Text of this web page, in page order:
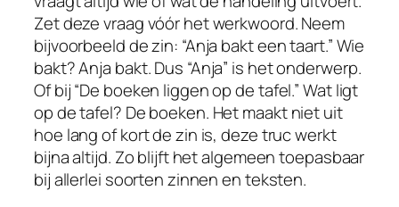
Zet deze vraag vóór het werkwoord. Neem
bijvoorbeeld de zin: “Anja bakt een taart.” Wie
bakt? Anja bakt. Dus “Anja” is het onderwerp.
Of bij “De boeken liggen op de tafel.” Wat ligt
op de tafel? De boeken. Het maakt niet uit
hoe lang of kort de zin is, deze truc werkt
bijna altijd. Zo blijft het algemeen toepasbaar
bij allerlei soorten zinnen en teksten.